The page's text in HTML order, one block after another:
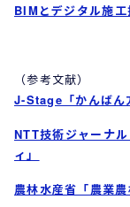
BIMとデジタル施
（参考文献）
J-Stage「かんばん
NTT技術ジャーナ
ィ」
農林水産省「農業